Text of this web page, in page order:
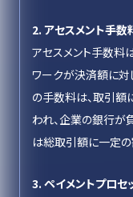
2. アセスメント手数
アセスメント手数料
ワークが決済額に対
の手数料は、取引額
われ、企業の銀行が
は総取引額に一定
3. ペイメントプロセ